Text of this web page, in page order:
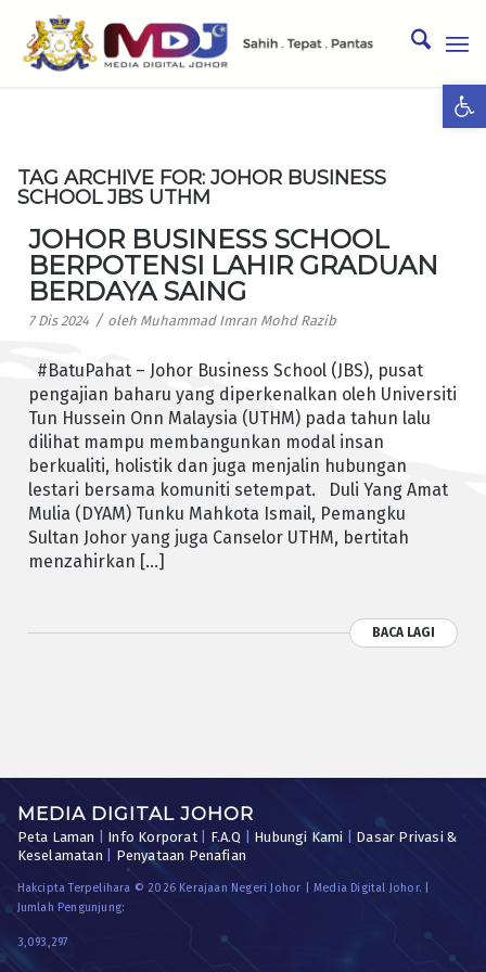
TAG ARCHIVE FOR: JOHOR BUSINESS
SCHOOL JBS UTHM
JOHOR BUSINESS SCHOOL
BERPOTENSI LAHIR GRADUAN
BERDAYA SAING
7 Dis 2024 / oleh Muhammad Imran Mohd Razib
#BatuPahat – Johor Business School (JBS), pusat
pengajian baharu yang diperkenalkan oleh Universiti
Tun Hussein Onn Malaysia (UTHM) pada tahun lalu
dilihat mampu membangunkan modal insan
berkualiti, holistik dan juga menjalin hubungan
lestari bersama komuniti setempat. Duli Yang Amat
Mulia (DYAM) Tunku Mahkota Ismail, Pemangku
Sultan Johor yang juga Canselor UTHM, bertitah
menzahirkan […]
BACA LAGI
MEDIA DIGITAL JOHOR
Peta Laman Info Korporat| F.A.Q Hubungi Kami
Dasar Privasi &
Keselamatan
Penyataan Penafian
Hakcipta Terpelihara © 2026 Kerajaan Negeri Johor | Media Digital Johor. |
Jumlah Pengunjung:
3,093,297